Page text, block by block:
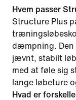
Hvem passer
Structure Plus
dæmpning. Den
jævnt, stabilt
med at føle sig
lange løbeture
Hvad er